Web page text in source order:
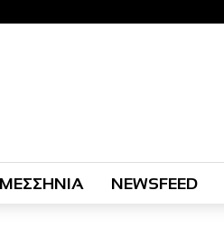
ΜΕΣΣΗΝΙΑ NEWSFEED